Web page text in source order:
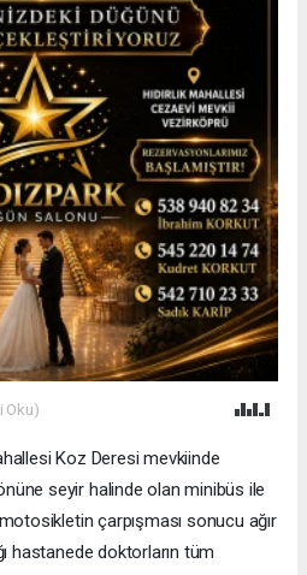
Oku)
Koz Deresi mevkiinde
seyir halinde olan minibüs ile
motosikletin çarpışması sonucu ağır
hastanede doktorların tüm